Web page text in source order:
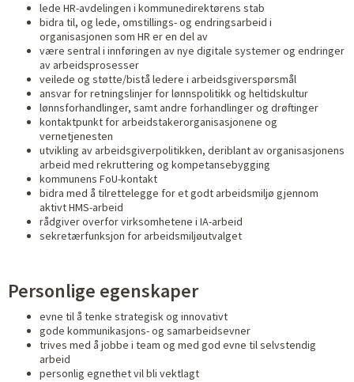
lede HR-avdelingen i kommunedirektørens stab
bidra til, og lede, omstillings- og endringsarbeid i
organisasjonen som HR er en del av
være sentral i innføringen av nye digitale systemer og endringer
av arbeidsprosesser
veilede og støtte/bistå ledere i arbeidsgiverspørsmål
ansvar for retningslinjer for lønnspolitikk og heltidskultur
lønnsforhandlinger, samt andre forhandlinger og drøftinger
kontaktpunkt for arbeidstakerorganisasjonene og
vernetjenesten
utvikling av arbeidsgiverpolitikken, deriblant av organisasjonens
arbeid med rekruttering og kompetansebygging
kommunens FoU-kontakt
bidra med å tilrettelegge for et godt arbeidsmiljø gjennom
aktivt HMS-arbeid
rådgiver overfor virksomhetene i IA-arbeid
sekretærfunksjon for arbeidsmiljøutvalget
Personlige egenskaper
evne til å tenke strategisk og innovativt
gode kommunikasjons- og samarbeidsevner
trives med å jobbe i team og med god evne til selvstendig
arbeid
personlig egnethet vil bli vektlagt